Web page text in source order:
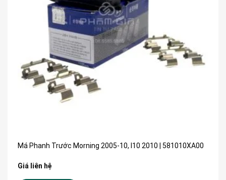
Má Phanh Trước Morning 2005-10, I10 2010 | 581010XA00
Giá liên hệ